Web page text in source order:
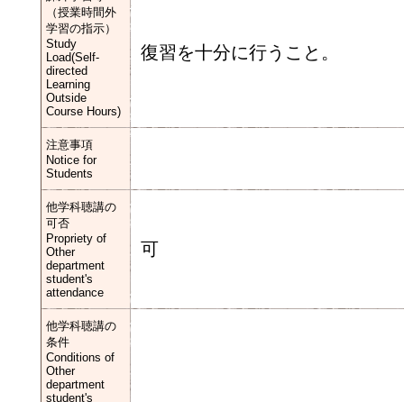
（授業時間外
学習の指示）
Study
Load(Self-
directed
Learning
Outside
Course Hours)
復習を十分に行うこと。
注意事項
Notice for
Students
他学科聴講の
可否
Propriety of
Other
department
student's
attendance
可
他学科聴講の
条件
Conditions of
Other
department
student's